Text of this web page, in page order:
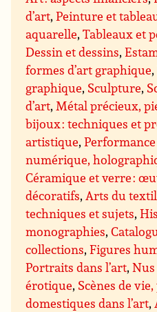
d’art,Peinture et
aquarelle,Tableaux et
Dessin et dessins,
formes d’art graphique,
graphique, Sculpture,
d’art,Métal précieux,
bijoux : techniques et
artistique,
numérique,
Céramique et verre :
décoratifs,Arts du
techniques et sujets,
monographies,
collections,Figures
Portraits dans l’art,Nus
érotique, Scènes de
domestiques dans l’art,